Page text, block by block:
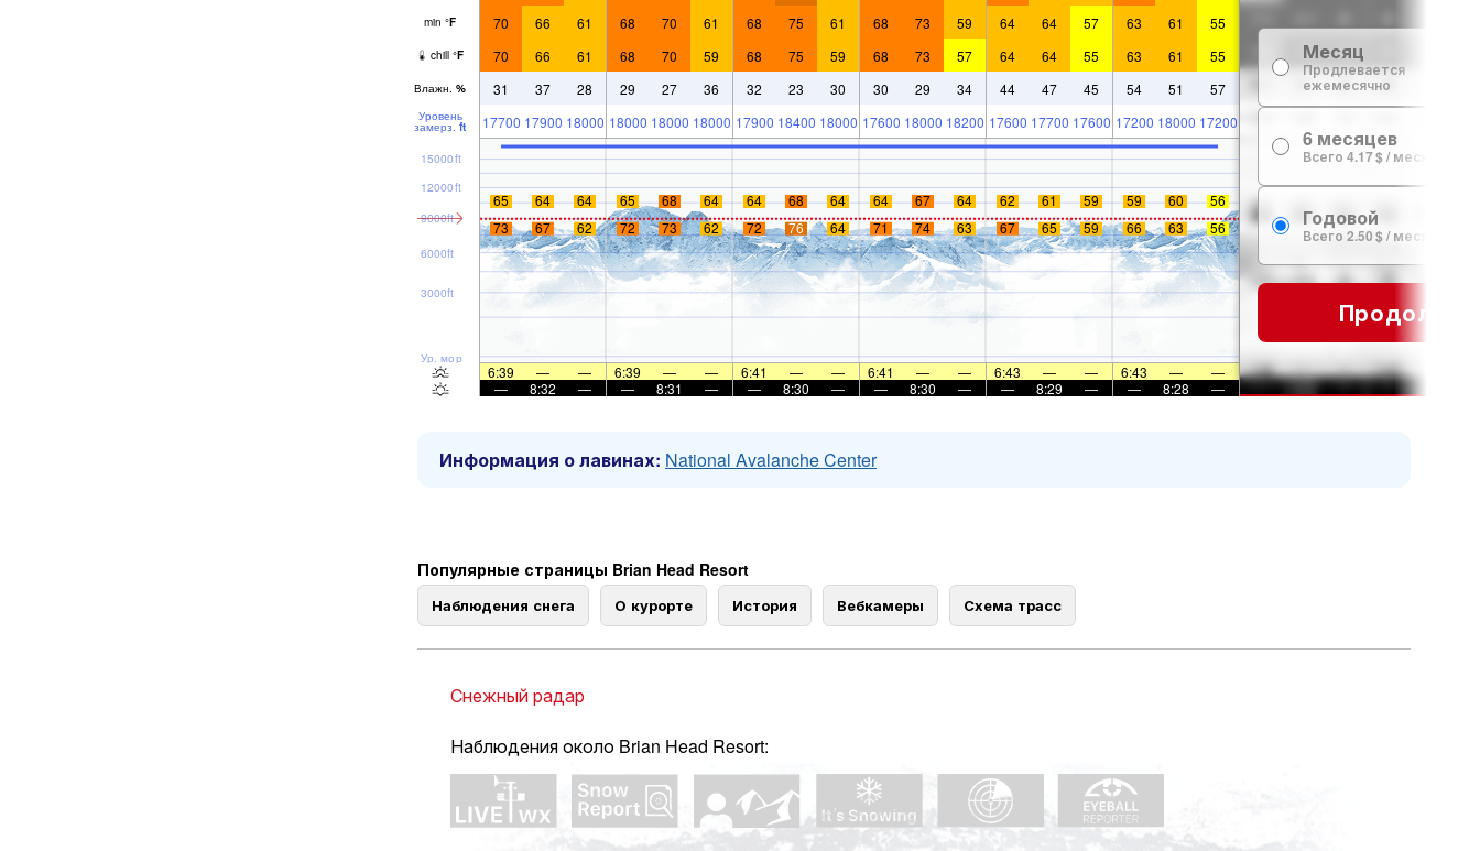
min °F 70 66 61 68 70 61 68 75 61 68 73 59 64 64 57 63 61 55
chill °F 70 66 61 68 70 59 68 75 59 68 73 57 64 64 55 63 61 55
Влажн. % 31 37 28 29 27 36 32 23 30 30 29 34 44 47 45 54 51 57
Уровень
замерз. ft 17700 17900 18000 18000 18000 18000 17900 18400 18000 17600 18000 18200 17600 17700 17600 17200 18000 17200
Ур. моря
3000ft
6000ft
9000ft
12000ft
15000ft
65 64 64 65 68 64 64 68 64 64 67 64 62 61 59 59 60
56
73
67 62 72 73 62 72 76 64 71 74 63 67 65 59 66 63 56
6:39 — — 6:39 — — 6:41 — — 6:41 — — 6:43 — — 6:43 —
—
—
8:32 — — 8:31 — — 8:30 — — 8:30 — — 8:29 — — 8:28 —
Месяц
Продлевается
ежемесячно
6 месяцев
Всего 4.17 $ / месяц
Годовой
Всего 2.50 $ / месяц
Информация о лавинах: National Avalanche Center
Популярные страницы Brian Head Resort
Наблюдения снега О курорте История Вебкамеры Схема трасс
Снежный радар
Наблюдения около Brian Head Resort: